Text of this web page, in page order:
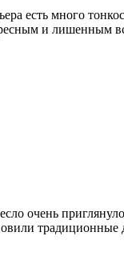
есть много
и лишенным
очень